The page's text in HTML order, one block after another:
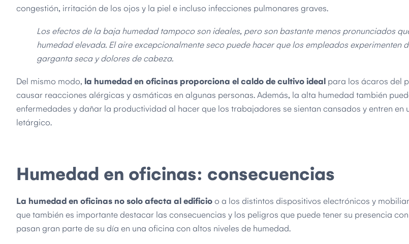
congestión, irritación de los ojos y la piel e incluso infecciones pulmonares graves.
Los efectos de la baja humedad tampoco son ideales, pero son bastante menos pronunciados
humedad elevada. El aire excepcionalmente seco puede hacer que los empleados experimenten
garganta seca y dolores de cabeza.
Del mismo modo, la humedad en oficinas proporciona el caldo de cultivo ideal para los ácaros del
causar reacciones alérgicas y asmáticas en algunas personas. Además, la alta humedad también
enfermedades y dañar la productividad al hacer que los trabajadores se sientan cansados ​​y entren en
letárgico.
Humedad en oficinas: consecuencias
La humedad en oficinas no solo afecta al edificio o a los distintos dispositivos electrónicos y
que también es importante destacar las consecuencias y los peligros que puede tener su presencia
pasan gran parte de su día en una oficina con altos niveles de humedad.